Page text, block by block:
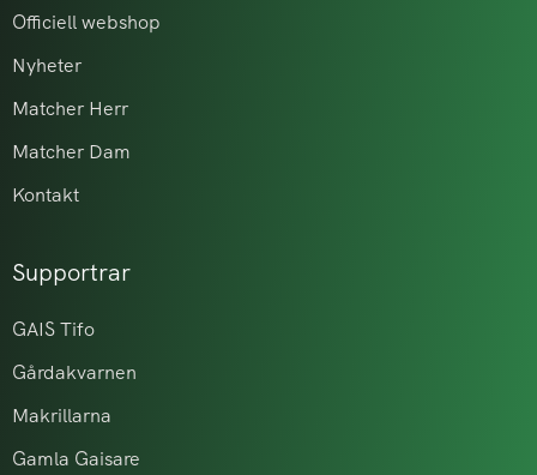
Officiell webshop
Nyheter
Matcher Herr
Matcher Dam
Kontakt
Supportrar
GAIS Tifo
Gårdakvarnen
Makrillarna
Gamla Gaisare